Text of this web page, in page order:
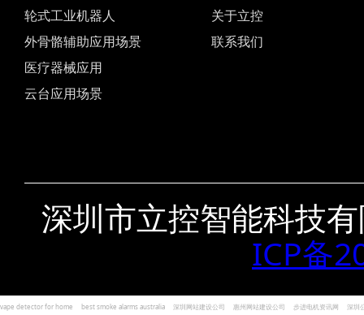
轮式工业机器人
外骨骼辅助应用场景
医疗器械应用
云台应用场景
关于立控
联系我们
深圳市立控智能科技
ICP备
vape detector for home best smoke alarms australia 深圳网站建设公司 惠州网站建设公司 步进电机资讯网 深圳